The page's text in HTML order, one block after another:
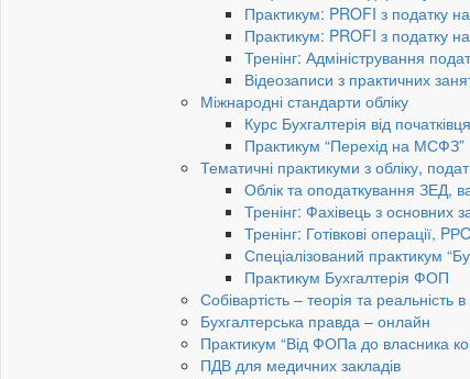
Практикум: PROFI з податку
Практикум: PROFI з податку
Тренінг: Адміністрування
Відеозаписи з практичних
Міжнародні стандарти обліку
Курс Бухгалтерія від
Практикум “Перехід на МСФЗ”
Тематичні практикуми з обліку,
Облік та оподаткування ЗЕД,
Тренінг: Фахівець з основних
Тренінг: Готівкові операції,
Спеціалізований практикум
Практикум Бухгалтерія ФОП
Собівартість – теорія та реальність в
Бухгалтерська правда – онлайн
Практикум “Від ФОПа до власника
ПДВ для медичних закладів